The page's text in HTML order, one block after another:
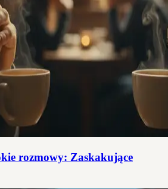
rozmowy: Zaskakujące